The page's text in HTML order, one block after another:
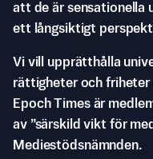
att de är sensationella
ett långsiktigt
Vi vill upprätthålla
rättigheter och friheter
Epoch Times är
av ”särskild vikt för
Mediestödsnämnden.